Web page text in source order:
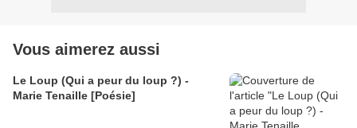
Vous aimerez aussi
Le Loup (Qui a peur du loup ?) -
Marie Tenaille [Poésie]